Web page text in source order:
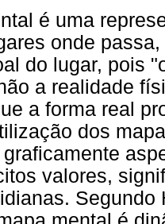
é uma
onde
do lugar, pois
a realidade
a forma real
dos
valores,
Segundo